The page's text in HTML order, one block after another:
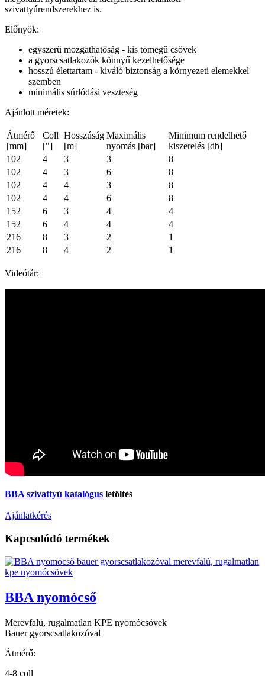
szivattyúrendszerekhez is.
Előnyök:
egyszerű mozgathatóság - kis tömegű csövek
a gyorscsatlakozók könnyű kezelhetősége
hosszú élettartam - kiváló biztonság a környezeti elemekkel
szemben
minimális súrlódási veszteség
Ajánlott méretek:
Átmérő
[mm]
Coll
["]
Hosszúság
[m]
Maximális
nyomás [bar]
Minimum rendelhető
kiszerelés [db]
102
4 3 3
8
102
4 3 6
8
102
4 4 3
8
102
4 4 6
8
152
6 3 4
4
152
6 4 4
4
216
8 3 2
1
216
8 4 2 1
Videótár:
BBA szivattyú katalógus letöltés
Ajánlatkérés
Kapcsolódó termékek
BBA nyomócső
Merevfalú, rugalmatlan KPE nyomócsövek
Bauer gyorscsatlakozóval
Átmérő:
4-8 coll